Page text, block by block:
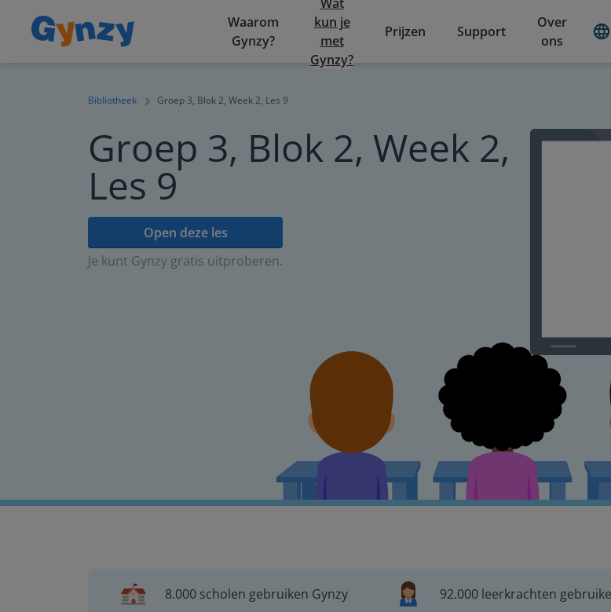
Waarom
Gynzy?
kun je
met
Gynzy?
Prijzen Support
Over
ons
Bibliotheek Groep 3, Blok 2, Week 2, Les 9
Groep 3, Blok 2, Week 2,
Les 9
Open deze les
Je kunt Gynzy gratis uitproberen.
8.000 scholen gebruiken Gynzy 92.000 leerkrachten